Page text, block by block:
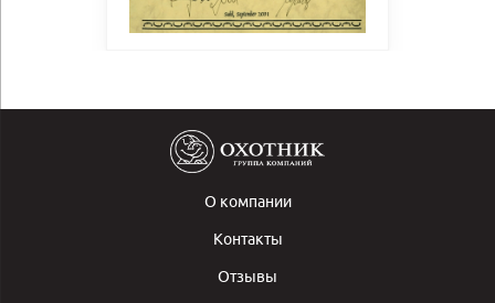
О компании
Контакты
Отзывы